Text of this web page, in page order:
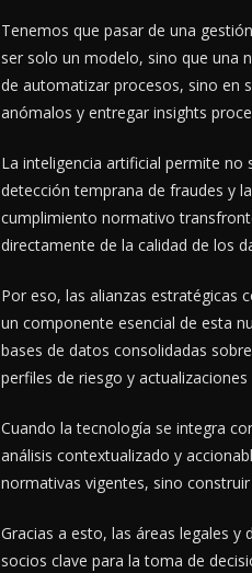
Tenemos que pasar de una
ser solo un modelo, sino que una
de automatizar procesos, sino en
anómalos y entregar insights
La inteligencia artificial permite
detección temprana de fraudes y
cumplimiento normativo
directamente de la calidad de los
Por eso, las alianzas estratégicas
un componente esencial de esta
bases de datos consolidadas
perfiles de riesgo y
Cuando la tecnología se integra
análisis contextualizado y
normativas vigentes, sino
Gracias a esto, las áreas legales
socios clave para la toma de